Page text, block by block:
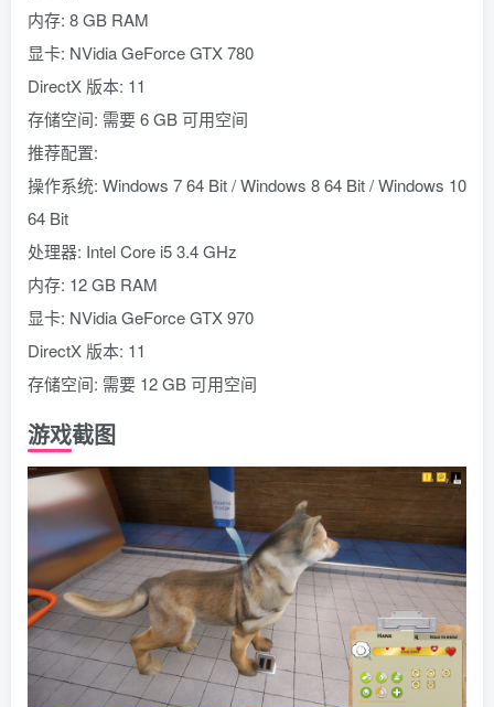
内存: 8 GB RAM
显卡: NVidia GeForce GTX 780
DirectX 版本: 11
存储空间: 需要 6 GB 可用空间
推荐配置:
操作系统: Windows 7 64 Bit / Windows 8 64 Bit / Windows 10
64 Bit
处理器: Intel Core i5 3.4 GHz
内存: 12 GB RAM
显卡: NVidia GeForce GTX 970
DirectX 版本: 11
存储空间: 需要 12 GB 可用空间
游戏截图